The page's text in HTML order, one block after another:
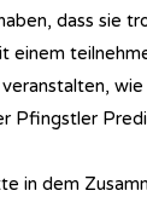
dass sie
einem
Pfingstler
in dem